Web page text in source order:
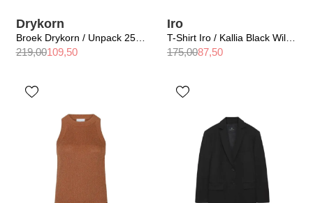
Drykorn
Broek Drykorn / Unpack 2512
219,00109,50
Iro
T-Shirt Iro / Kallia Black Wild Print
175,0087,50